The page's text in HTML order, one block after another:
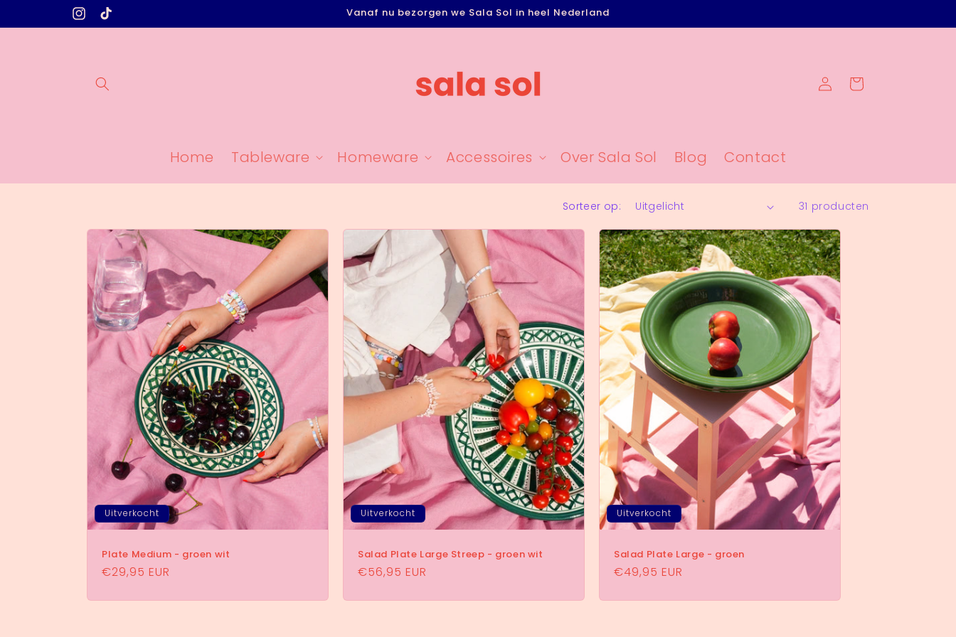
content Instagram
TikTok
Vanaf nu bezorgen we Sala Sol in heel Nederland
Home Tableware Homeware Accessoires Over Sala Sol Blog Contact
Inloggen
Winkelwagen
Sorteer op: 31 producten
Uitverkocht
Plate Medium - groen wit
Normale
€29,95 EUR
Uitverkocht
Salad Plate Large Streep - groen wit
Normale
€56,95 EUR
Uitverkocht
Salad Plate Large - groen
Normale
€49,95 EUR